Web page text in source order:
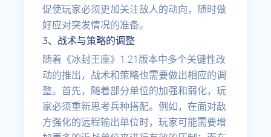
促使玩家必须更加关注敌人的动向，随时做
好应对突发情况的准备。
3、战术与策略的调整
随着《冰封王座》1.21版本中多个关键性改
动的推出，战术和策略也需要做出相应的调
整。首先，随着部分单位的加强和弱化，玩
家必须重新思考兵种搭配。例如，在面对敌
方强化的远程输出单位时，玩家可能需要增